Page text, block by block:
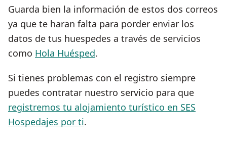
Guarda bien la información de estos dos correos
ya que te haran falta para porder enviar los
datos de tus huespedes a través de servicios
como Hola Huésped.
Si tienes problemas con el registro siempre
puedes contratar nuestro servicio para que
registremos tu alojamiento turístico en SES
Hospedajes por ti.